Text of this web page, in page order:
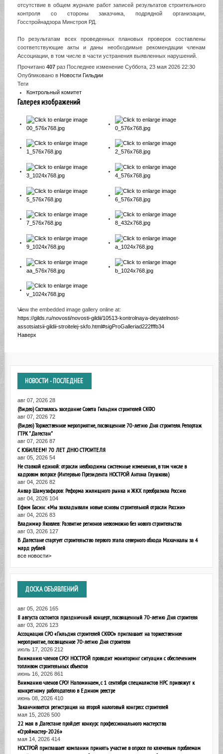
отсутствие в общем журнале работ записей результатов строительного
контроля со стороны заказчика, подрядной организации,
Госстройнадзора Минстроя РД.
По результатам всех проведенных плановых проверок составлены
соответствующие акты и даны необходимые рекомендации членам
Ассоциации, в том числе в части устранения выявленных нарушений.
Прочитано 407раз Последнее изменение Суббота, 23 мая 2026 22:30
Опубликовано в Новости Гильдии
Теги
Контрольный комитет
Галерея изображений
View the embedded image gallery online at:
https://gilds.ru/novosti/novosti-gildii/10513-kontrolnaya-deyatelnost-
assotsiatsii-gildii-stroitelej-skfo.html#sigProGalleriad222fffb34
Наверх
НОВОСТИ- ПОСЛЕДНЕЕ
авг 07, 2026 28
(Видео) Состоялось заседание Совета Гильдии строителей СКФО
авг 07, 2026 72
(Видео) Торжественное мероприятие, посвященное 70-летию Дня строителя. Репортаж
ГТРК "Дагестан"
авг 07, 2026 87
С ЮБИЛЕЕМ! 70 ЛЕТ ДНЮ СТРОИТЕЛЯ
авг 05, 2026 54
Не ставкой единой: отрасли необходимы системные изменения, в том числе в
кадровом вопросе (Интервью Президента НОСТРОЙ Антона Глушкова)
авг 04, 2026 82
Анвар Шамузафаров: Реформа жилищного рынка и ЖКХ преобразила Россию
авг 04, 2026 104
Ефим Басин: «Мы закладывали новые основы строительной отрасли России»
авг 04, 2026 83
Владимир Яковлев: Развитие регионов невозможно без нового строительства
авг 03, 2026 127
В Дагестане стартует строительство первого этапа северного обхода Махачкалы за 4
млрд рублей
все новости>
ДОСКАОБЪЯВЛЕНИЙ
авг 05, 2026 165
8 августа состоится праздничный концерт, посвященный 70-летию Дня строителя
авг 03, 2026 123
Ассоциация СРО «Гильдия строителей СКФО» приглашает на торжественное
мероприятие, посвященное 70-летию Дня строителя
июль 17, 2026 212
Вниманию членов СРО! НОСТРОЙ проводит мониторинг ситуации с обеспечением
топливом строительных объектов
июнь 16, 2026 861
Вниманию членов СРО! Напоминаем, с 1 сентября специалистов НРС привяжут к
конкретному работодателю в Едином реестре
июнь 08, 2026 410
Заканчивается регистрация на второй налоговый конгресс строителей
мая 15, 2026 500
22 мая в Дагестане пройдет конкурс профессионального мастерства
«Строймастер-2026»
мая 14, 2026 414
НОСТРОЙ приглашает компании принять участие в опросе по ключевым проблемам